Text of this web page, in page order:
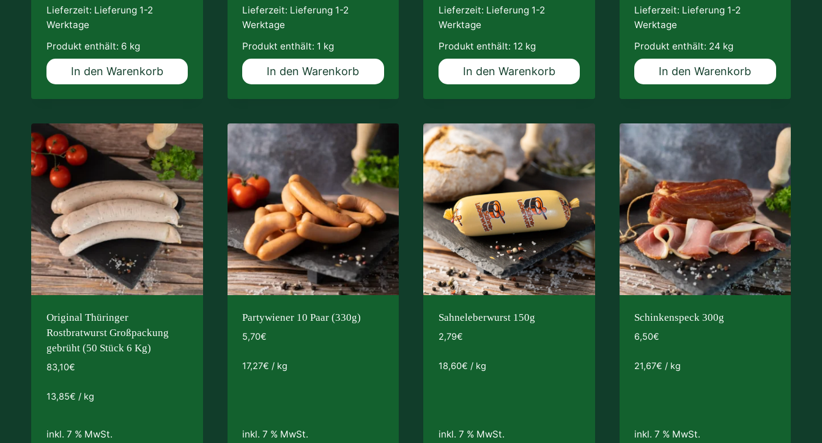
Lieferzeit: Lieferung 1-2
Werktage
Produkt enthält: 6 kg
In den Warenkorb
Lieferzeit: Lieferung 1-2
Werktage
Produkt enthält: 1 kg
In den Warenkorb
Lieferzeit: Lieferung 1-2
Werktage
Produkt enthält: 12 kg
In den Warenkorb
Lieferzeit: Lieferung 1-2
Werktage
Produkt enthält: 24 kg
In den Warenkorb
Original Thüringer
Rostbratwurst Großpackung
gebrüht (50 Stück 6 Kg)
83,10€
13,85€ / kg
inkl. 7 % MwSt.
Partywiener 10 Paar (330g)
5,70€
17,27€ / kg
inkl. 7 % MwSt.
Sahneleberwurst 150g
2,79€
18,60€ / kg
inkl. 7 % MwSt.
Schinkenspeck 300g
6,50€
21,67€ / kg
inkl. 7 % MwSt.